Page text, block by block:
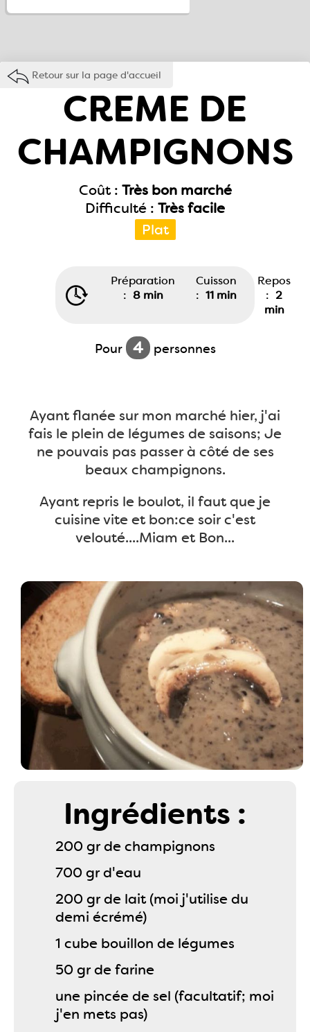
Retour sur la page d'accueil
CREME DE
CHAMPIGNONS
Coût : Très bon marché
Difficulté : Très facile
Plat
Préparation
: 8 min
Cuisson
: 11 min
Repos
: 2
min
Pour 4 personnes
Ayant flanée sur mon marché hier, j'ai
fais le plein de légumes de saisons; Je
ne pouvais pas passer à côté de ses
beaux champignons.
Ayant repris le boulot, il faut que je
cuisine vite et bon:ce soir c'est
velouté....Miam et Bon...
Ingrédients :
200 gr de champignons
700 gr d'eau
200 gr de lait (moi j'utilise du
demi écrémé)
1 cube bouillon de légumes
50 gr de farine
une pincée de sel (facultatif; moi
j'en mets pas)